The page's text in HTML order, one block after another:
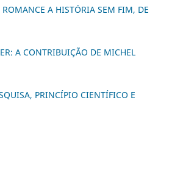
A HISTÓRIA SEM FIM, DE
A CONTRIBUIÇÃO DE MICHEL
PRINCÍPIO CIENTÍFICO E